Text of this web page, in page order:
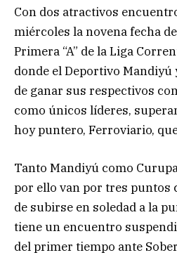
Con dos atractivos
miércoles la novena fecha
Primera “A” de la Liga
donde el Deportivo Mandiyú
de ganar sus respectivos
como únicos líderes,
hoy puntero, Ferroviario,
Tanto Mandiyú como
por ello van por tres puntos
de subirse en soledad a la
tiene un encuentro
del primer tiempo ante